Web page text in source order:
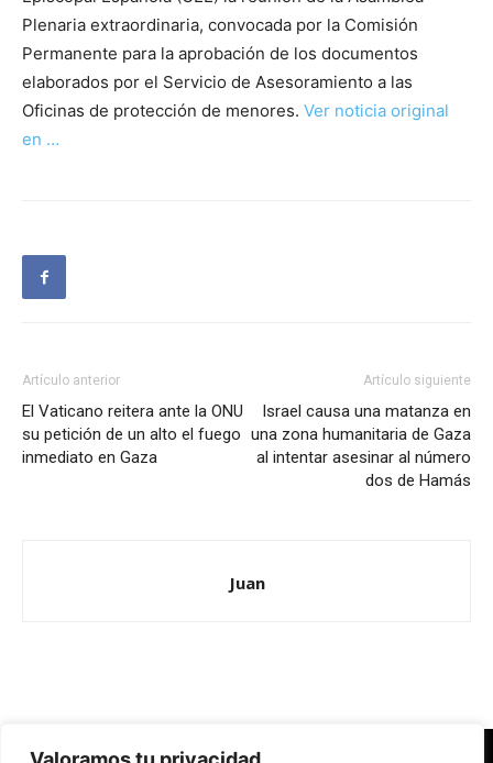
Plenaria extraordinaria, convocada por la Comisión
Permanente para la aprobación de los documentos
elaborados por el Servicio de Asesoramiento a las
Oficinas de protección de menores. Ver noticia original
en …
Artículo anterior
El Vaticano reitera ante la ONU
su petición de un alto el fuego
inmediato en Gaza
Artículo siguiente
Israel causa una matanza en
una zona humanitaria de Gaza
al intentar asesinar al número
dos de Hamás
Juan